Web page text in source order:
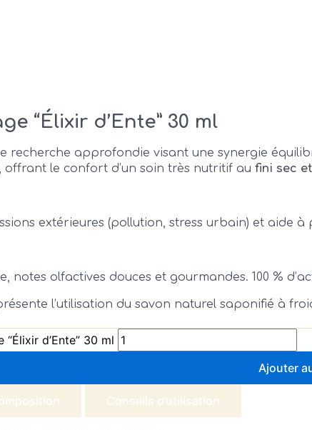
“Élixir d’Ente” 30 ml
recherche approfondie visant une synergie
offrant le confort d’un soin très nutritif au fini sec
extérieures (pollution, stress urbain) et aide
notes olfactives douces et gourmandes. 100 %
l’utilisation du savon naturel saponifié à
d’Ente” 30 ml
Ajouter
Conseils d’utilisation